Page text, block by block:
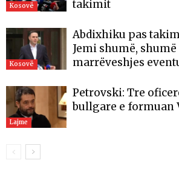
Kosovë takimit
Kosovë
Abdixhiku pas
Jemi shumë,
marrëveshjes
Lajme
Petrovski: Tre
bullgare e formuan